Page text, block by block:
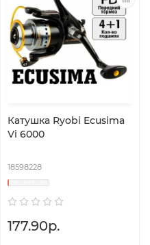
Катушка Ryobi Ecusima
Vi 6000
18598228
177.90р.